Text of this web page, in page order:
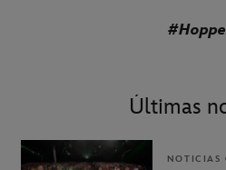
Últimas
NOTICIAS